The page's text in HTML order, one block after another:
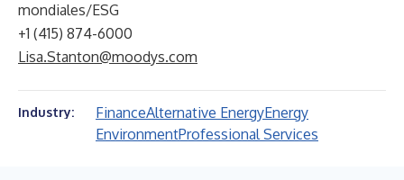
mondiales/ESG
+1 (415) 874-6000
Lisa.Stanton@moodys.com
Industry: FinanceAlternative EnergyEnergy
EnvironmentProfessional Services